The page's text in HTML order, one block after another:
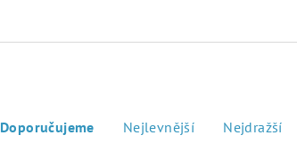
aDoporučujeme Nejlevnější Nejdražší